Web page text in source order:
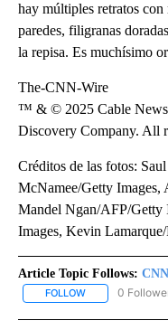
hay múltiples retratos con
paredes, filigranas
la repisa. Es muchísimo
The-CNN-Wire
™ & © 2025 Cable News
Discovery Company. All
Créditos de las fotos:
McNamee/Getty Images,
Mandel Ngan/AFP/Getty
Images, Kevin
Article Topic Follows:
FOLLOW FOLLOW "CNN
0